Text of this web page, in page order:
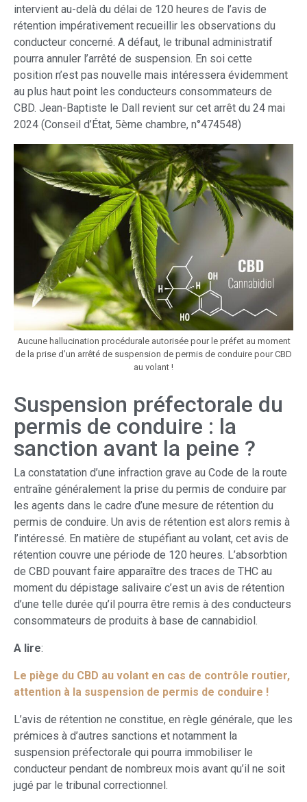
intervient au-delà du délai de 120 heures de l’avis de
rétention impérativement recueillir les observations du
conducteur concerné. A défaut, le tribunal administratif
pourra annuler l’arrêté de suspension. En soi cette
position n’est pas nouvelle mais intéressera évidemment
au plus haut point les conducteurs consommateurs de
CBD. Jean-Baptiste le Dall revient sur cet arrêt du 24 mai
2024 (Conseil d’État, 5ème chambre, n°474548)
Aucune hallucination procédurale autorisée pour le préfet au moment
de la prise d’un arrêté de suspension de permis de conduire pour CBD
au volant !
Suspension préfectorale du
permis de conduire : la
sanction avant la peine ?
La constatation d’une infraction grave au Code de la route
entraîne généralement la prise du permis de conduire par
les agents dans le cadre d’une mesure de rétention du
permis de conduire. Un avis de rétention est alors remis à
l’intéressé. En matière de stupéfiant au volant, cet avis de
rétention couvre une période de 120 heures. L’absorbtion
de CBD pouvant faire apparaître des traces de THC au
moment du dépistage salivaire c’est un avis de rétention
d’une telle durée qu’il pourra être remis à des conducteurs
consommateurs de produits à base de cannabidiol.
A lire:
Le piège du CBD au volant en cas de contrôle routier,
attention à la suspension de permis de conduire !
L’avis de rétention ne constitue, en règle générale, que les
prémices à d’autres sanctions et notamment la
suspension préfectorale qui pourra immobiliser le
conducteur pendant de nombreux mois avant qu’il ne soit
jugé par le tribunal correctionnel.